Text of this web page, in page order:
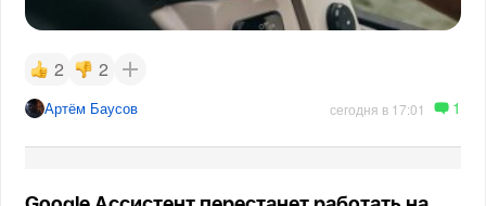
2 2
Артём Баусов сегодня в 17:01 1